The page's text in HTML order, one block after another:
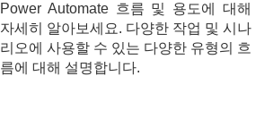
Power Automate 흐름 및 용도에 대해
자세히 알아보세요. 다양한 작업 및 시나
리오에 사용할 수 있는 다양한 유형의 흐
름에 대해 설명합니다.